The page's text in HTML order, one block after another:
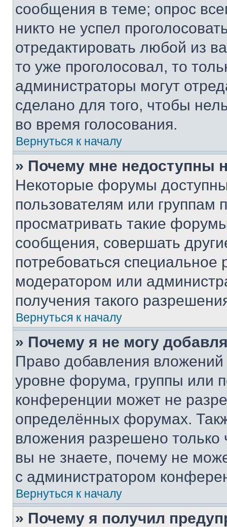
сообщения в теме; опрос
никто не успел
отредактировать любой из
то уже проголосовал, то
администраторы могут
сделано для того, чтобы
во время голосования.
Вернуться к началу
» Почему мне недоступны
Некоторые форумы
пользователям или группам
просматривать такие
сообщения, совершать
потребоваться
модератором или
получения такого
Вернуться к началу
» Почему я не могу
Право добавления
уровне форума, группы или
конференции может не
определённых форумах.
вложения разрешено
вы не знаете, почему не
с администратором
Вернуться к началу
» Почему я получил